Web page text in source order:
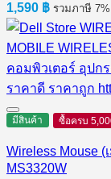
1,590 ฿ รวมภาษี 7%
มีสินค้า ซื้อครบ
Wireless Mouse (
MS3320W